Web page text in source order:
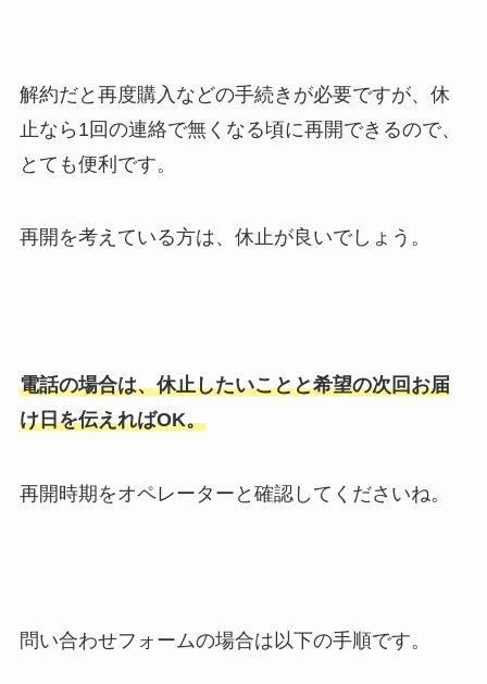
解約だと再度購入などの手続きが必要ですが、休
止なら1回の連絡で無くなる頃に再開できるので、
とても便利です。
再開を考えている方は、休止が良いでしょう。
電話の場合は、休止したいことと希望の次回お届
け日を伝えればOK。
再開時期をオペレーターと確認してくださいね。
問い合わせフォームの場合は以下の手順です。